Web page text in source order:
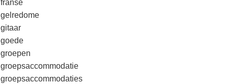
franse
gelredome
gitaar
goede
groepen
groepsaccommodatie
groepsaccommodaties